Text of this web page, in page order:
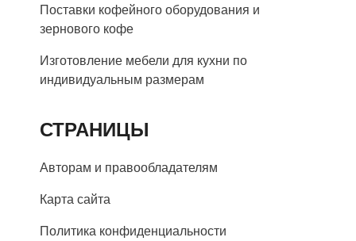
Поставки кофейного оборудования и
зернового кофе
Изготовление мебели для кухни по
индивидуальным размерам
СТРАНИЦЫ
Авторам и правообладателям
Карта сайта
Политика конфиденциальности